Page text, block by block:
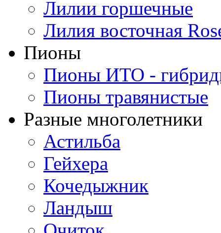
Лилии горшечные
Лилия восточная
Пионы
Пионы ИТО -
Пионы травянистые
Разные многолетники
Астильба
Гейхера
Кочедыжник
Ландыш